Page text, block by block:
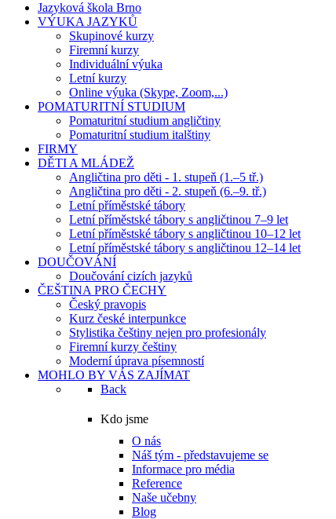
Jazyková škola Brno
VÝUKA JAZYKŮ
Skupinové kurzy
Firemní kurzy
Individuální výuka
Letní kurzy
Online výuka (Skype, Zoom,...)
POMATURITNÍ STUDIUM
Pomaturitní studium angličtiny
Pomaturitní studium italštiny
FIRMY
DĚTI A MLÁDEŽ
Angličtina pro děti - 1. stupeň (1.–5 tř.)
Angličtina pro děti - 2. stupeň (6.–9. tř.)
Letní příměstské tábory
Letní příměstské tábory s angličtinou 7–9 let
Letní příměstské tábory s angličtinou 10–12 let
Letní příměstské tábory s angličtinou 12–14 let
DOUČOVÁNÍ
Doučování cizích jazyků
ČEŠTINA PRO ČECHY
Český pravopis
Kurz české interpunkce
Stylistika češtiny nejen pro profesionály
Firemní kurzy češtiny
Moderní úprava písemností
MOHLO BY VÁS ZAJÍMAT
Back
Kdo jsme
O nás
Náš tým - představujeme se
Informace pro média
Reference
Naše učebny
Blog